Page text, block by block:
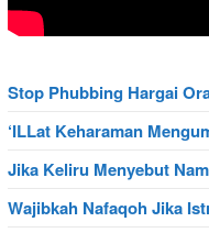
Stop Phubbing Hargai
‘ILLat Keharaman
Jika Keliru Menyebut
Wajibkah Nafaqoh Jika